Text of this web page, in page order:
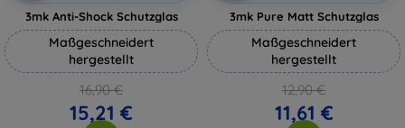
3mk Anti-Shock Schutzglas
Maßgeschneidert
hergestellt
16,90 €
15,21 €
3mk Pure Matt Schutzglas
Maßgeschneidert
hergestellt
12,90 €
11,61 €